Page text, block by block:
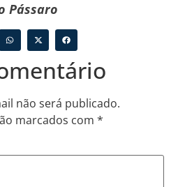
Pássaro
não será publicado.
marcados com *